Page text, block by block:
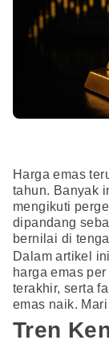
Harga emas
tahun. Banyak
mengikuti
dipandang
bernilai di
Dalam artikel
harga emas
terakhir, serta
emas naik.
Tren